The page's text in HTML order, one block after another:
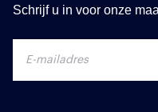
Schrijf u in voor onze